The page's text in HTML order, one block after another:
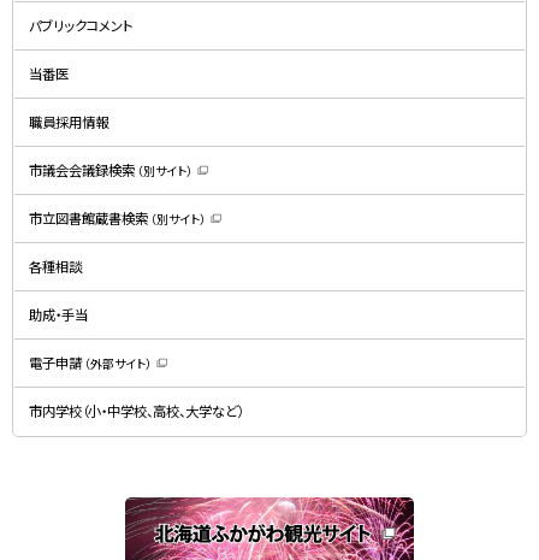
新
ン
で
す
）
パブリックコメント
当番医
職員採用情報
市議会会議録検索 （別サイト）
新
規
ウ
ン
で
す
市立図書館蔵書検索 （別サイト）
新
ン
で
す
）
各種相談
助成・手当
電子申請 （外部サイト）
新
規
ウ
ン
開
き
ま
す
）
市内学校（小・中学校、高校、大学など）